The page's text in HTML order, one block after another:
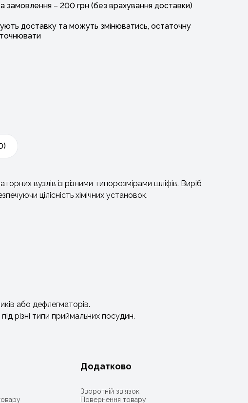
замовлення – 200 грн (без врахування доставки)
доставку та можуть змінюватись, остаточну
вузлів із різними типорозмірами шліфів. Виріб
цілісність хімічних установок.
або дефлегматорів.
різні типи приймальних посудин.
Додатково
Зворотній зв'язок
Повернення товару